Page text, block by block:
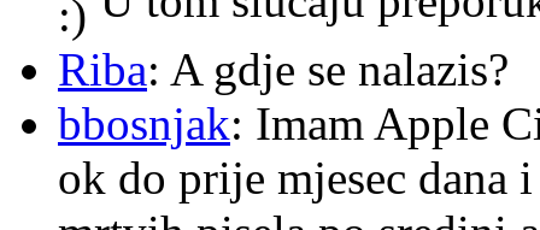
Riba: A gdje se nalazis?
bbosnjak: Imam Apple
ok do prije mjesec dana